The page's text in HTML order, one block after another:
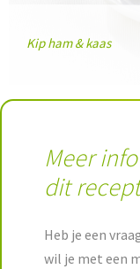
Kip ham & kaas
Meer
dit
Heb je een
wil je met een